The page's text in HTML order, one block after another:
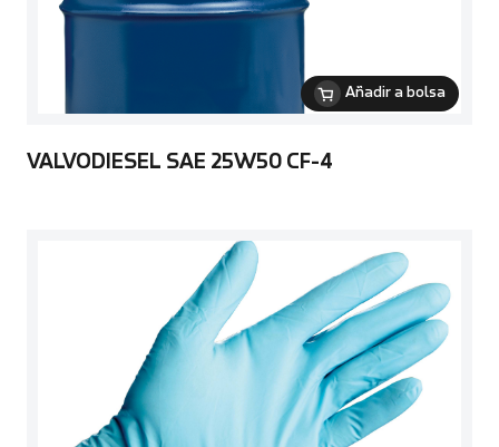
Añadir a bolsa
VALVODIESEL SAE 25W50 CF-4